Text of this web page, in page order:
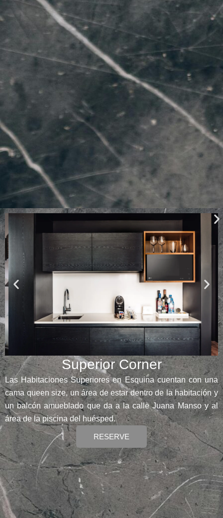
Superior Corner
Las Habitaciones Superiores en Esquina cuentan con una
cama queen size, un área de estar dentro de la habitación y
un balcón amueblado que da a la calle Juana Manso y al
área de la piscina del huésped.
RESERVE